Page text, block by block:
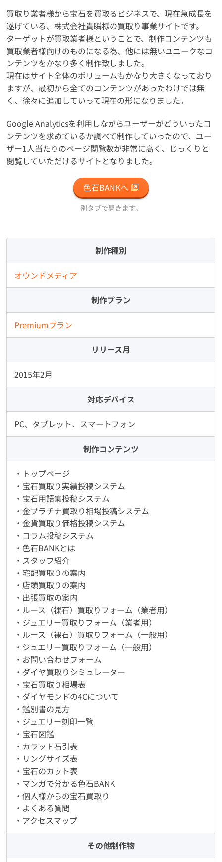
買取り業者様から宝石を買取るビジネスで、現在急成長を
遂げている、株式会社貴瞬様の買取り事業サイトです。
ターゲットが買取業者様ということで、制作コンテンツも
買取業者様向けのものになる為、他には無いユニークなコ
ンテンツをかなり多く制作致しました。
現在はサイト全体のボリュームもかなり大きくなっており
ますが、最初から全てのコンテンツがあったわけでは無
く、徐々に追加していって現在の形になりました。
Google Analyticsを利用しながらユーザーがどういったコ
ンテンツを求めているか調べて制作していったので、ユー
ザー1人当たりのページ閲覧数が非常に高く、じっくりと
閲覧していただけるサイトとなりました。
色石BANKへ
別タブで開きます。
制作種別
オウンドメディア
制作プラン
Premiumプラン
リリース月
2015年2月
対応デバイス
PC、タブレット、スマートフォン
制作コンテンツ
・トップページ
・宝石買取り実績投稿システム
・宝石用語集投稿システム
・金プラチナ買取り相場投稿システム
・金貨買取り価格投稿システム
・コラム投稿システム
・色石BANKとは
・スタッフ紹介
・宅配買取りの案内
・店頭買取りの案内
・出張買取の案内
・ルース（裸石）買取りフォーム（業者用）
・ジュエリー買取りフォーム（業者用）
・ルース（裸石）買取りフォーム（一般用）
・ジュエリー買取りフォーム（一般用）
・お問い合わせフォーム
・ダイヤ買取りシミュレーター
・宝石買取り相場表
・ダイヤモンドの4Cについて
・鑑別書の見方
・ジュエリー刻印一覧
・宝石図鑑
・カラット石引表
・リングサイズ表
・宝石のカット表
・マンガで分かる色石BANK
・個人様からの宝石買取り
・よくある質問
・アクセスマップ
その他制作物